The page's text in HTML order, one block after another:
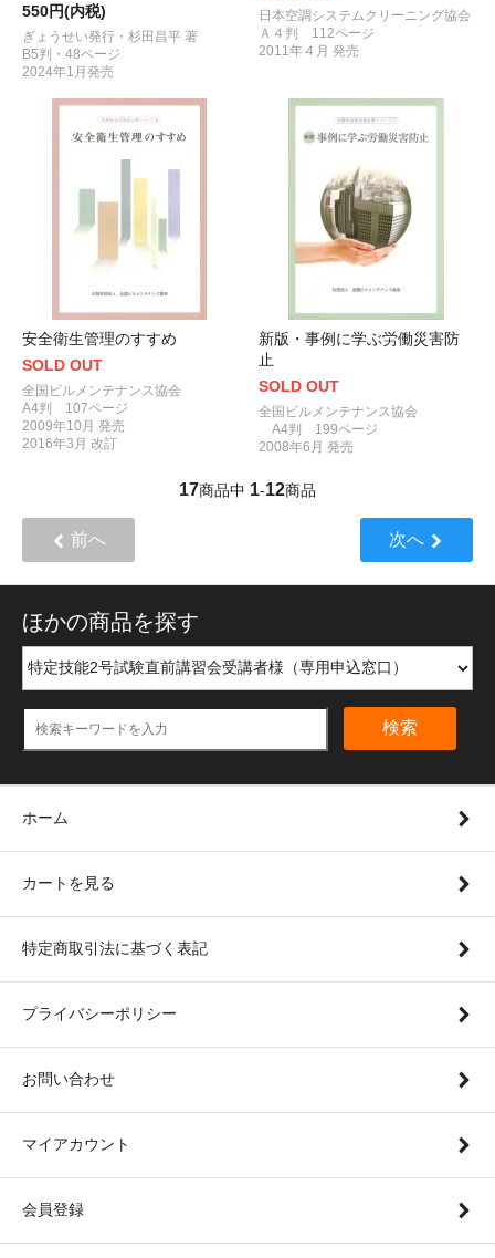
550円(内税)
ぎょうせい発行・杉田昌平 著
B5判・48ページ
2024年1月発売
日本空調システムクリーニング協会
Ａ４判 112ページ
2011年４月 発売
安全衛生管理のすすめ
SOLD OUT
全国ビルメンテナンス協会
A4判 107ページ
2009年10月 発売
2016年3月 改訂
新版・事例に学ぶ労働災害防
止
SOLD OUT
全国ビルメンテナンス協会
A4判 199ページ
2008年6月 発売
17商品中 1-12商品
前へ 次へ
ほかの商品を探す
検索
ホーム
カートを見る
特定商取引法に基づく表記
プライバシーポリシー
お問い合わせ
マイアカウント
会員登録